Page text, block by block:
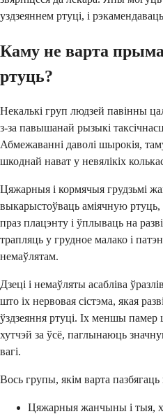
уздзеяннем ртуці, і
Каму не варта
ртуць?
Некалькі груп людзей павінны
з-за павышанай рызыкі
Абмежаванні даволі шырокія,
шкоднай нават у невялікіх
Цяжарныя і кормячыя грудзьмі
выкарыстоўваць аміячную ртуць,
праз плацэнту і ўплываць на
трапляць у грудное малако і
немаўлятам.
Дзеці і немаўляты асабліва
што іх нервовая сістэма, якая
ўздзеяння ртуці. Іх меншы памер
хутчэй за ўсё, паглынаюць
вагі.
Вось групы, якім варта пазбягаць
Цяжарныя жанчыны і тыя,